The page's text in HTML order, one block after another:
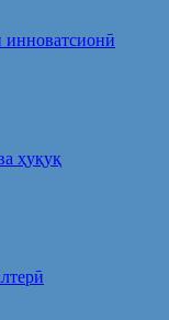
инноватсионӣ
ҳуқуқ